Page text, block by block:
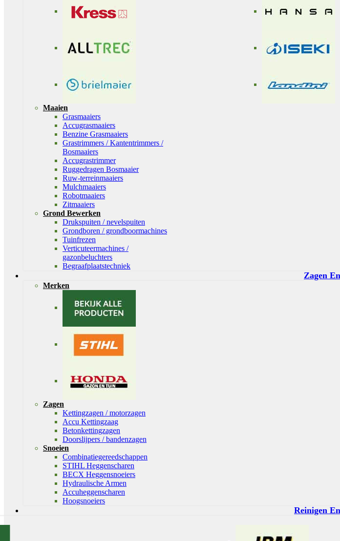
Maaien
Grasmaaiers
Accugrasmaaiers
Benzine Grasmaaiers
Grastrimmers / Kantentrimmers /
Bosmaaiers
Accugrastrimmer
Ruggedragen Bosmaaier
Ruw-terreinmaaiers
Mulchmaaiers
Robotmaaiers
Zitmaaiers
Grond Bewerken
Drukspuiten / nevelspuiten
Grondboren / grondboormachines
Tuinfrezen
Verticuteermachines /
gazonbeluchters
Begraafplaatstechniek
Zagen
Merken
Zagen
Kettingzagen / motorzagen
Accu Kettingzaag
Betonkettingzagen
Doorslijpers / bandenzagen
Snoeien
Combinatiegereedschappen
STIHL Heggenscharen
BECX Heggensnoeiers
Hydraulische Armen
Accuheggenscharen
Hoogsnoeiers
Reinigen